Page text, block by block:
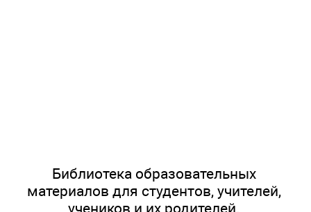
Библиотека образовательных
материалов для студентов, учителей,
учеников и их родителей.